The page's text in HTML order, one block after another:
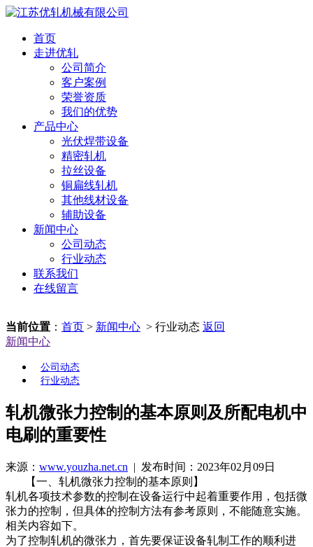
首页
走进优轧
公司简介
客户案例
荣誉资质
我们的优势
产品中心
光伏焊带设备
精密轧机
拉丝设备
铜扁线轧机
其他线材设备
辅助设备
新闻中心
公司动态
行业动态
联系我们
在线留言
当前位置 ： 首页 > 新闻中心 > 行业动态 返回
新闻中心
公司动态
行业动态
轧机微张力控制的基本原则及所配电机中
电刷的重要性
来源： www.youzha.net.cn | 发布时间：2023年02月09日
【一、轧机微张力控制的基本原则】
轧机各项技术参数的控制在设备运行中起着重要作用，包括微
张力的控制，但具体的控制方法有参考原则，不能随意实施。
相关内容如下。
为了控制轧机的微张力，首先要保证设备轧制工作的顺利进